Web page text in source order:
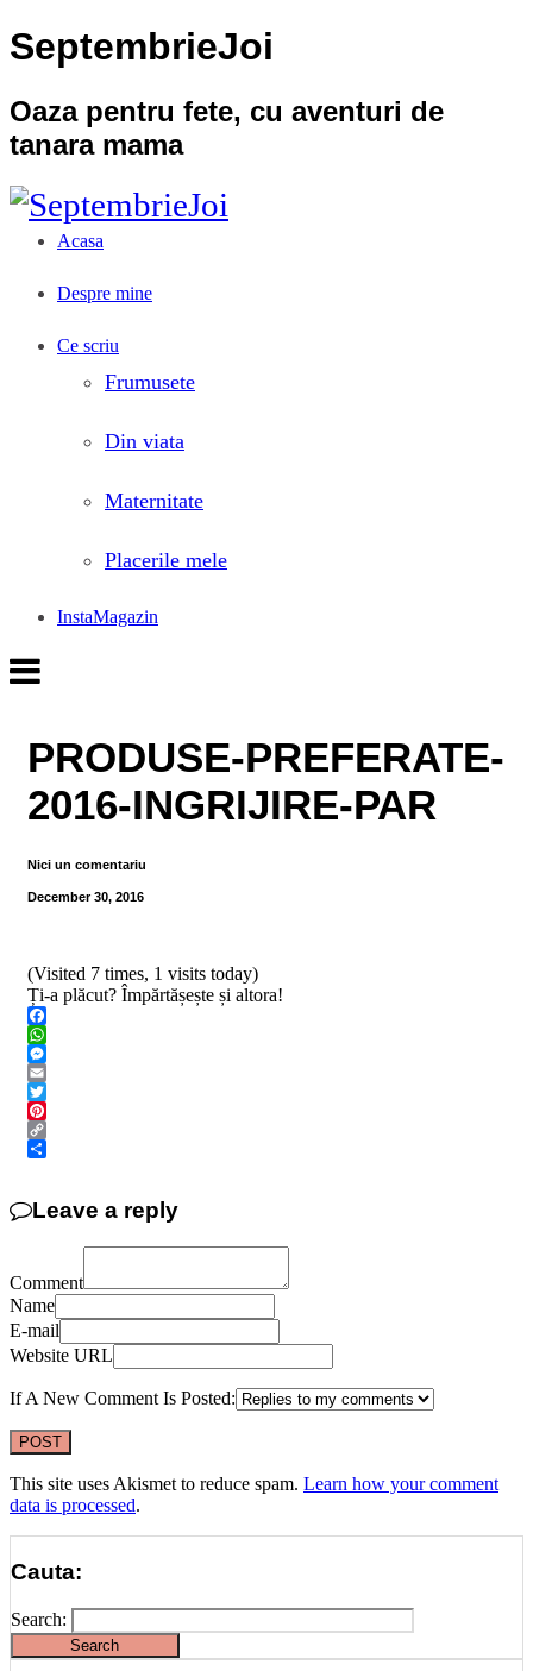
SeptembrieJoi
Oaza pentru fete, cu aventuri de
tanara mama
Acasa
Despre mine
Ce scriu
Frumusete
Din viata
Maternitate
Placerile mele
InstaMagazin
PRODUSE-PREFERATE-
2016-INGRIJIRE-PAR
Nici un comentariu
December 30, 2016
(Visited 7 times, 1 visits today)
Ți-a plăcut? Împărtășește și altora!
Facebook
WhatsApp
Messenger
Email
Twitter
Pinterest
Copy
Leave a reply
Comment
Name
E-mail
Website URL
If A New Comment Is Posted:
This site uses Akismet to reduce spam. Learn how your comment
data is processed.
Cauta:
Search: